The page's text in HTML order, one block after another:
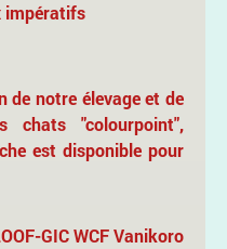
impératifs
de notre élevage et de
chats "colourpoint",
est disponible pour
GIC WCF Vanikoro